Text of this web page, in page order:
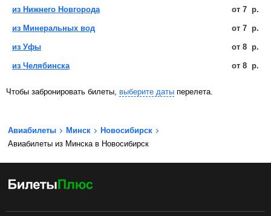
из Нижнего Новгорода от 7 р.
из Минеральных вод от 7 р.
из Уфы от 8 р.
из Челябинска от 8 р.
Чтобы забронировать билеты, выберите даты перелета.
Авиабилеты Минск
Новосибирск
Авиабилеты из Минска в Новосибирск